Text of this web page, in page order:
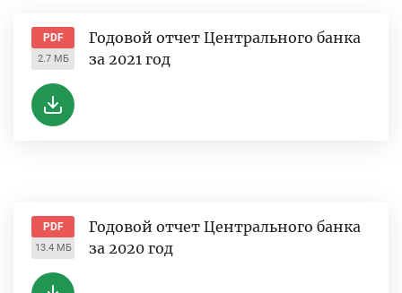
PDF
2.7 МБ
Годовой отчет Центрального банка
за 2021 год
PDF
13.4 МБ
Годовой отчет Центрального банка
за 2020 год